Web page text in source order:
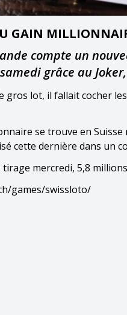
GAIN
compte un
grâce au
gros lot, il fallait cocher
se trouve en
cette dernière dans un
mercredi, 5,8
games/swissloto/